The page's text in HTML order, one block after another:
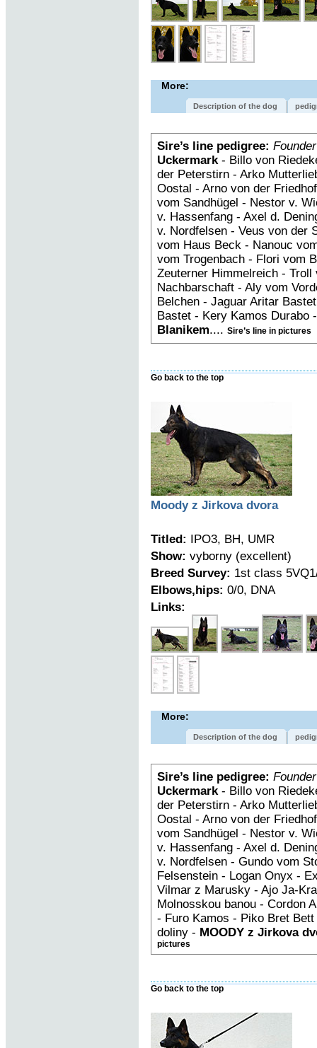
More:
Description of the dog
Sire’s line pedigree: Founder
Uckermark- Billo von
der Peterstirn - Arko
Oostal - Arno von der
vom Sandhügel - Nestor v.
v. Hassenfang - Axel d.
v. Nordfelsen - Veus von der
vom Haus Beck - Nanouc
vom Trogenbach - Flori vom
Zeuterner Himmelreich - Troll
Nachbarschaft - Aly vom
Belchen - Jaguar Aritar
Bastet - Kery Kamos Durabo
Blanikem.... Sire’s line in pictures
Go back to the top
Moody z Jirkova dvora
Titled: IPO3, BH, UMR
Show: vyborny (excellent)
Breed Survey: 1st class
Elbows,hips: 0/0, DNA
Links:
More:
Description of the dog
Sire’s line pedigree: Founder
Uckermark- Billo von
der Peterstirn - Arko
Oostal - Arno von der
vom Sandhügel - Nestor v.
v. Hassenfang - Axel d.
v. Nordfelsen - Gundo vom
Felsenstein - Logan Onyx -
Vilmar z Marusky - Ajo Ja-
Molnosskou banou - Cordon
- Furo Kamos - Piko Bret
doliny - MOODY z Jirkova
pictures
Go back to the top